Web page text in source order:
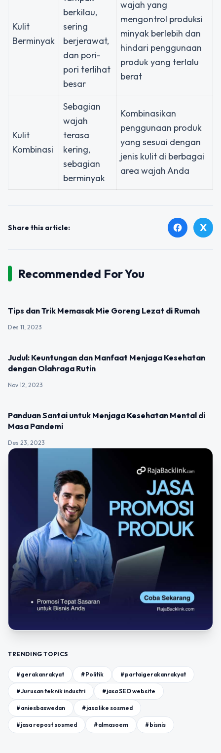
Kulit
Berminyak
berkilau,
sering
berjerawat,
dan pori-
pori terlihat
besar
wajah yang
mengontrol produksi
minyak berlebih dan
hindari penggunaan
produk yang terlalu
berat
Kulit
Kombinasi
Sebagian
wajah
terasa
kering,
sebagian
berminyak
Kombinasikan
penggunaan produk
yang sesuai dengan
jenis kulit di berbagai
area wajah Anda
Share this article: facebook X
Recommended For You
Tips dan Trik Memasak Mie Goreng Lezat di Rumah
Des 11, 2023
Judul: Keuntungan dan Manfaat Menjaga Kesehatan
dengan Olahraga Rutin
Nov 12, 2023
Panduan Santai untuk Menjaga Kesehatan Mental di
Masa Pandemi
Des 23, 2023
TRENDING TOPICS
#gerakanrakyat #Politik #partaigerakanrakyat
#Jurusan teknik industri #jasa SEO website
#aniesbaswedan #jasa like sosmed
#jasa repost sosmed #almasoem #bisnis